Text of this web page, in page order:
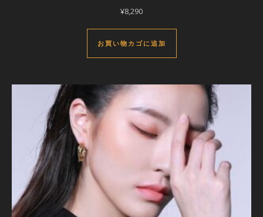
¥8,290
お買い物カゴに追加